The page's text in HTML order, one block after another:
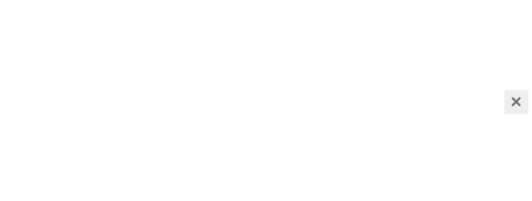
×